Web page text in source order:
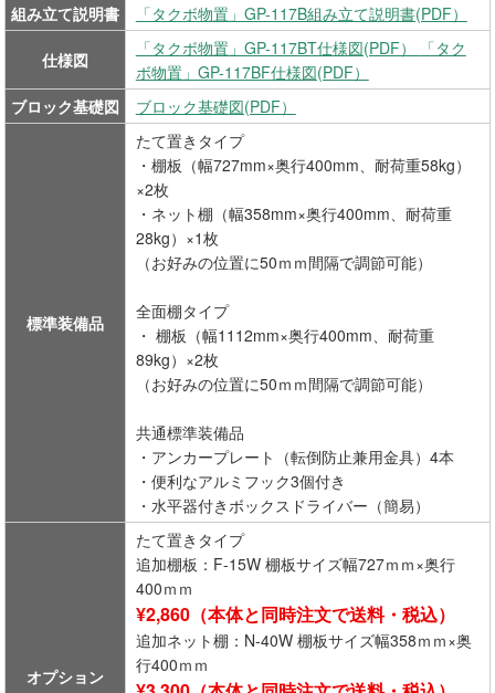
組み立て説明書 「タクボ物置」GP-117B組み立て説明書(PDF）
仕様図
「タクボ物置」GP-117BT仕様図(PDF）
「タク
ボ物置」GP-117BF仕様図(PDF）
ブロック基礎図
ブロック基礎図(PDF）
標準装備品
たて置きタイプ
・棚板（幅727mm×奥行400mm、耐荷重58kg）
×2枚
・ネット棚（幅358mm×奥行400mm、耐荷重
28kg）×1枚
（お好みの位置に50ｍｍ間隔で調節可能）
全面棚タイプ
・ 棚板（幅1112mm×奥行400mm、耐荷重
89kg）×2枚
（お好みの位置に50ｍｍ間隔で調節可能）
共通標準装備品
・アンカープレート（転倒防止兼用金具）4本
・便利なアルミフック3個付き
・水平器付きボックスドライバー（簡易）
オプション
たて置きタイプ
追加棚板：F-15W 棚板サイズ幅727ｍｍ×奥行
400ｍｍ
¥2,860（本体と同時注文で送料・税込）
追加ネット棚：N-40W 棚板サイズ幅358ｍｍ×奥
行400ｍｍ